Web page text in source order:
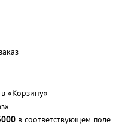
«Корзину»
в соответствующем поле